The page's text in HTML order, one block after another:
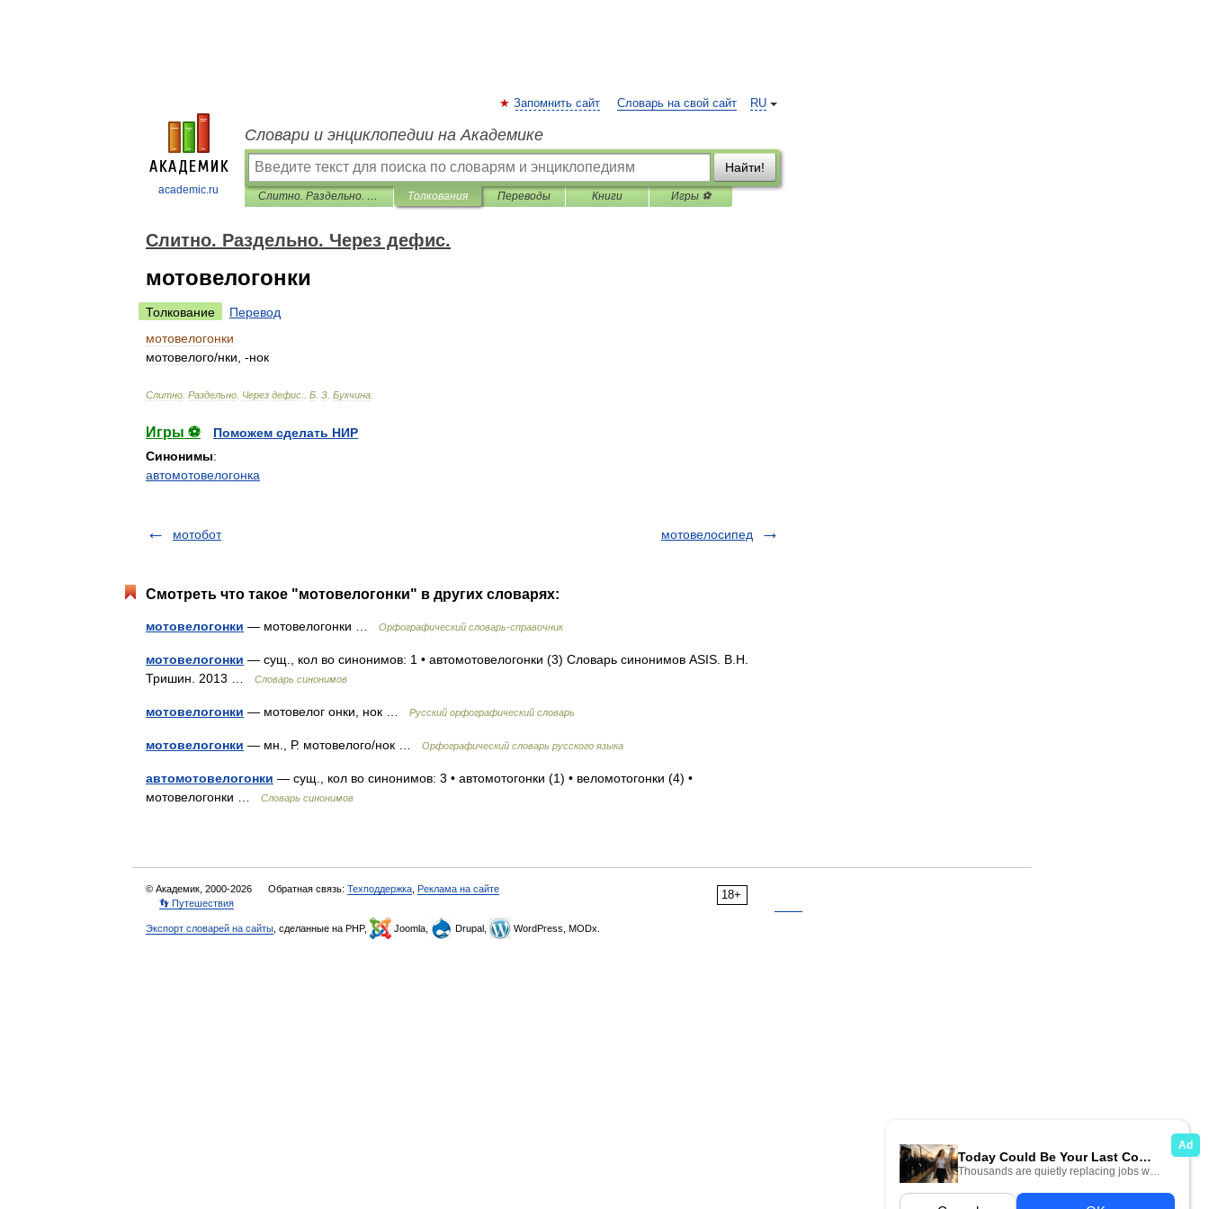
academic.ru
RU
Запомнить сайт Словарь на свой сайт
Словари и энциклопедии на Академике
Найти!
Слитно. Раздельно. Через дефис. Толкования Переводы Книги Игры ⚽
Слитно. Раздельно. Через дефис.
мотовелогонки
Толкование
Перевод
мотовелогонки
мотовелого/нки , -нок
Слитно Раздельно Через дефис Б З Букчина
Игры ⚽
Поможем сделать НИР
Синонимы:
автомотовелогонка
мотобот мотовелосипед
Смотреть что такое "мотовелогонки" в других словарях:
мотовелогонки — мотовелогонки … Орфографический словарь-справочник
мотовелогонки — сущ., кол во синонимов: 1 • автомотовелогонки (3) Словарь синонимов ASIS. В.Н.
Тришин. 2013 …
Словарь синонимов
мотовелогонки — мотовелог онки, нок … Русский орфографический словарь
мотовелогонки — мн., Р. мотовелого/нок … Орфографический словарь русского языка
автомотовелогонки — сущ., кол во синонимов: 3 • автомотогонки (1) • веломотогонки (4) •
мотовелогонки …
Словарь синонимов
18+
© Академик, 2000-2026 Обратная связь: Техподдержка Реклама на сайте
👣 Путешествия
Экспорт словарей на сайты , сделанные на PHP, Joomla, Drupal, WordPress, MODx.